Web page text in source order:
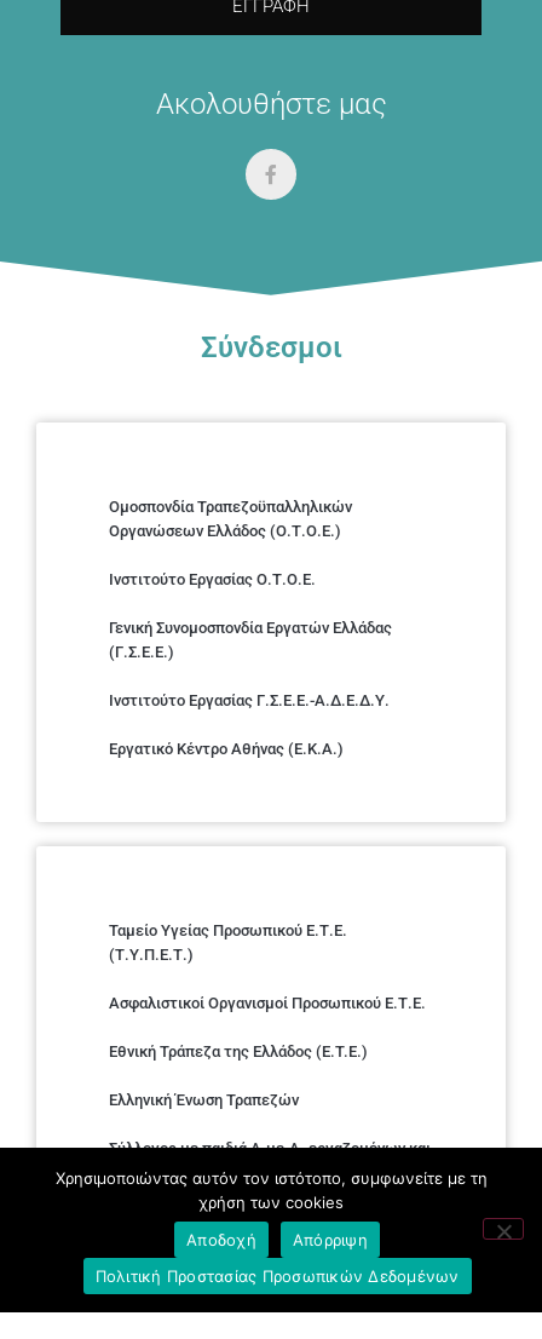
ΕΓΓΡΑΦΉ
Ακολουθήστε μας
Σύνδεσμοι
Ομοσπονδία Τραπεζοϋπαλληλικών
Οργανώσεων Ελλάδος (Ο.Τ.Ο.Ε.)
Ινστιτούτο Εργασίας Ο.Τ.Ο.Ε.
Γενική Συνομοσπονδία Εργατών Ελλάδας
(Γ.Σ.Ε.Ε.)
Ινστιτούτο Εργασίας Γ.Σ.Ε.Ε.-Α.Δ.Ε.Δ.Υ.
Εργατικό Κέντρο Αθήνας (Ε.Κ.Α.)
Ταμείο Υγείας Προσωπικού Ε.Τ.Ε.
(Τ.Υ.Π.Ε.Τ.)
Ασφαλιστικοί Οργανισμοί Προσωπικού Ε.Τ.Ε.
Εθνική Τράπεζα της Ελλάδος (E.T.E.)
Ελληνική Ένωση Τραπεζών
Σύλλογος με παιδιά Α.με.Α. εργαζομένων και
συνταξιούχων Ε.Τ.Ε.
Υπουργείο Εργασίας και Κοινωνικών
Υποθέσεων
Χρησιμοποιώντας αυτόν τον ιστότοπο, συμφωνείτε με τη
χρήση των cookies
Αποδοχή
Απόρριψη
Πολιτική Προστασίας Προσωπικών Δεδομένων